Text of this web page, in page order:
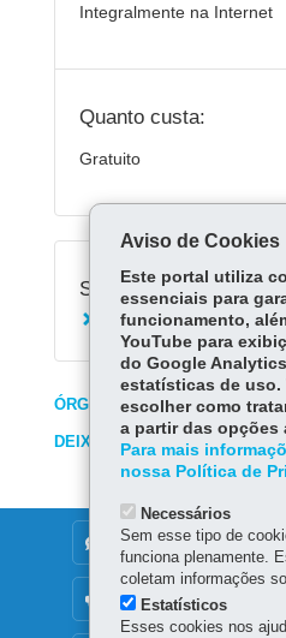
Integralmente na Internet
Quanto custa:
Gratuito
Serviços
Acessar Escola Digital
ÓRGÃO RESPONSÁVEL
DEIXE SUA OPINIÃO
DENUNCIE CORRUPÇÃO
OUVIDORIA
Aviso de Cookies
Este portal utiliza
essenciais para
funcionamento,
YouTube para
do Google
estatísticas de uso.
escolher como
a partir das opções
Para mais
nossa Política de
Necessários
Sem esse tipo de
funciona plenamente.
coletam informações
Estatísticos
Esses cookies nos